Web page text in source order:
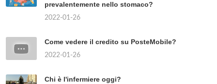
prevalentemente nello stomaco?
2022-01-26
Come vedere il credito su PosteMobile?
2022-01-26
Chi è l'infermiere oggi?